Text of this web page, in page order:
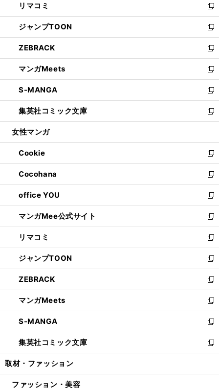
で
開
く
ド
ウ
で
開
く
ィ
ン
ド
ウ
で
開
く
い
ウ
ィ
ン
ド
ウ
で
開
く
リマコミ
新
し
い
ウ
ィ
ン
ド
ウ
で
開
く
ジャンプTOON
新
し
い
ウ
ィ
ン
ド
ウ
で
開
ZEBRACK
新
し
い
ウ
ィ
ン
ド
ウ
開
く
マンガMeets
新
し
い
ウ
ィ
ン
ウ
で
開
く
S-MANGA
新
し
い
ウ
ン
ド
ウ
で
開
く
集英社コミック文庫
新
し
ウ
ィ
ン
ド
ウ
で
開
く
女性マンガ
Cookie
新
し
い
ウ
ィ
ン
ド
ウ
で
開
く
Cocohana
新
し
い
ウ
ィ
ン
ド
ウ
で
開
く
office YOU
新
し
い
ウ
ィ
ン
ド
ウ
で
開
く
マンガMee公式サイト
新
し
い
ウ
ィ
ン
ド
ウ
で
開
く
リマコミ
新
し
い
ウ
ィ
ン
ド
ウ
で
開
く
ジャンプTOON
新
し
い
ウ
ィ
ン
ド
ウ
で
開
ZEBRACK
新
し
い
ウ
ィ
ン
ド
ウ
開
マンガMeets
新
し
い
ウ
ィ
ン
ウ
S-MANGA
新
し
い
ウ
ン
集英社コミック文庫
新
し
ウ
取材・ファッション
ファッション・美容